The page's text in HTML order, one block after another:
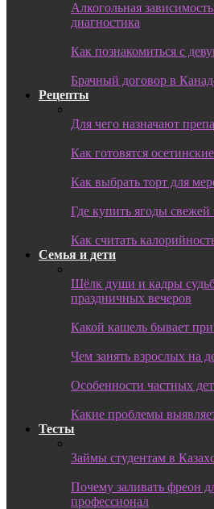
Алкогольная
диагностика
Как познакомиться с
Брачный договор в
Рецепты
Для чего назначают
Как готовятся
Как выбрать торт для
Где купить ягоды
Как считать
Семья и дети
Шёлк души и кадры
праздничных вечеров
Какой кашель бывает
Чем занять взрослых на
Особенности частных
Какие проблемы
Тесты
Займы студентам в
Почему заливать фреон
профессионал